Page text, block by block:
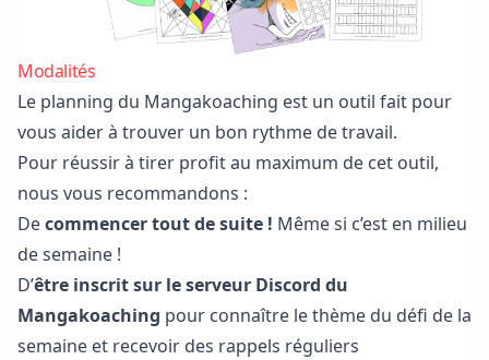
Modalités
Le planning du Mangakoaching est un outil fait pour
vous aider à trouver un bon rythme de travail.
Pour réussir à tirer profit au maximum de cet outil,
nous vous recommandons :
Decommencer tout de suite ! Même si c’est en milieu
de semaine !
D’être inscrit sur le serveur Discord du
Mangakoaching pour connaître le thème du défi de la
semaine et recevoir des rappels réguliers